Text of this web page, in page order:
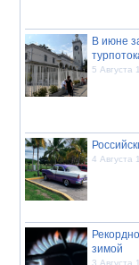
В июне
5 Августа
4 Августа
зимой
3 Августа